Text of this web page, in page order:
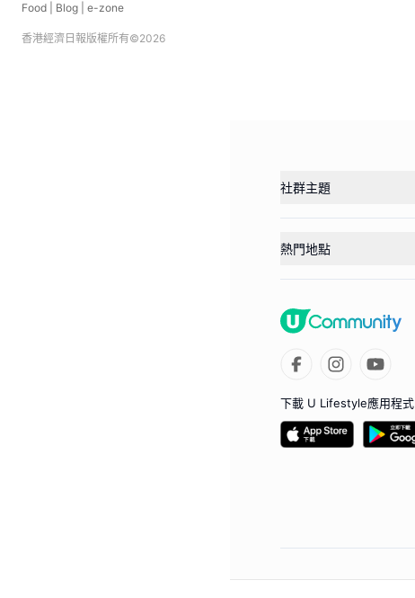
Food
Blog e-zone
香港經濟日報版權所有©2026
社群主題
熱門地點
下載 U Lifestyle應用程式